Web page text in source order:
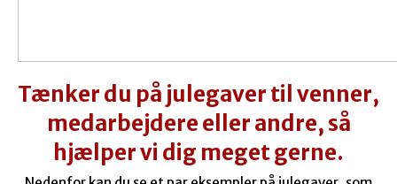
Tænker du på julegaver til venner,
medarbejdere eller andre, så
hjælper vi dig meget gerne.